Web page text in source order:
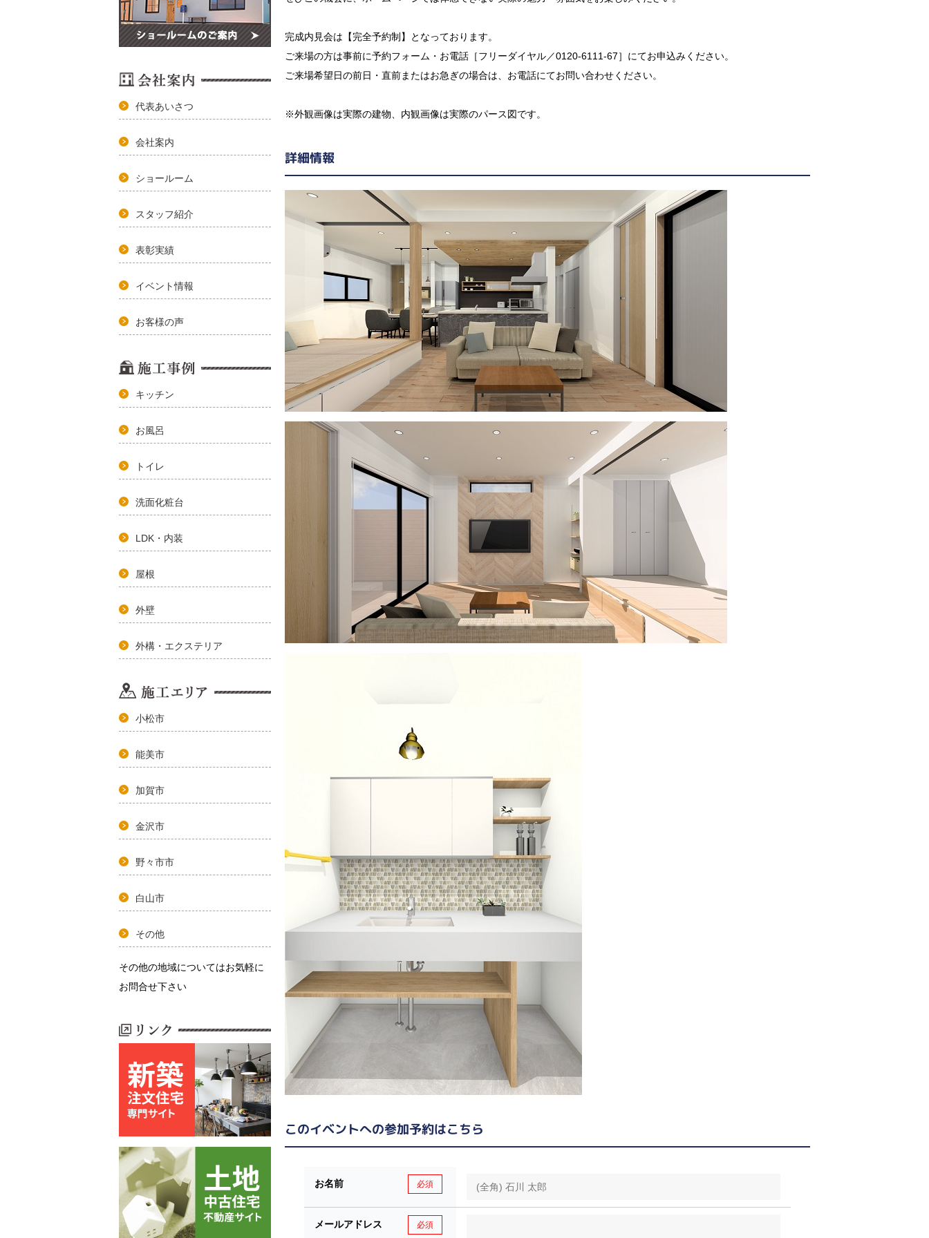
代表あいさつ
会社案内
ショールーム
スタッフ紹介
表彰実績
イベント情報
お客様の声
キッチン
お風呂
トイレ
洗面化粧台
LDK・内装
屋根
外壁
外構・エクステリア
小松市
能美市
加賀市
金沢市
野々市市
白山市
その他
その他の地域についてはお気軽に
お問合せ下さい
完成内見会は【完全予約制】となっております。
ご来場の方は事前に予約フォーム・お電話［フリーダイヤル／0120-6111-67］にてお申込みください。
ご来場希望日の前日・直前またはお急ぎの場合は、お電話にてお問い合わせください。
※外観画像は実際の建物、内観画像は実際のパース図です。
詳細情報
このイベントへの参加予約はこちら
お名前 必須
メールアドレス 必須